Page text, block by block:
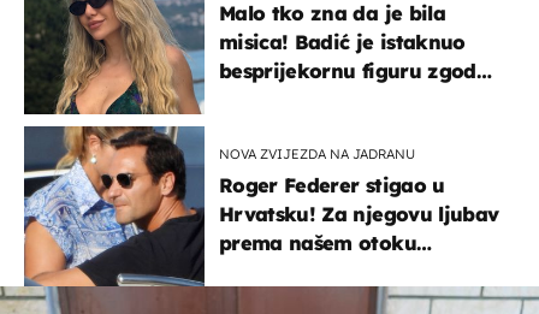
Malo tko zna da je bila
misica! Badić je istaknuo
besprijekornu figuru zgodne
NOVA ZVIJEZDA NA JADRANU
Roger Federer stigao u
Hrvatsku! Za njegovu ljubav
prema našem otoku